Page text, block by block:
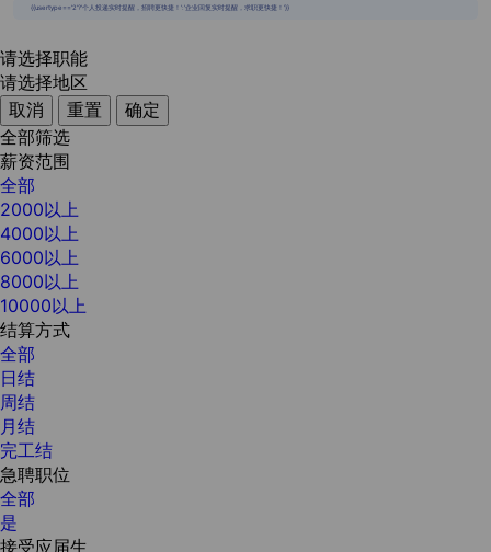
{{usertype=='2'?'个人投递实时提醒，招聘更快捷！':'企业回复实时提醒，求职更快捷！'}}
请选择职能
请选择地区
取消
重置
确定
全部筛选
薪资范围
全部
2000以上
4000以上
6000以上
8000以上
10000以上
结算方式
全部
日结
周结
月结
完工结
急聘职位
全部
是
接受应届生